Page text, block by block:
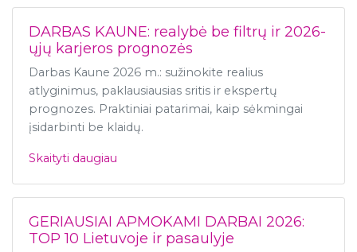
DARBAS KAUNE: realybė be filtrų ir 2026-
ųjų karjeros prognozės
Darbas Kaune 2026 m.: sužinokite realius
atlyginimus, paklausiausias sritis ir ekspertų
prognozes. Praktiniai patarimai, kaip sėkmingai
įsidarbinti be klaidų.
Skaityti daugiau
GERIAUSIAI APMOKAMI DARBAI 2026:
TOP 10 Lietuvoje ir pasaulyje